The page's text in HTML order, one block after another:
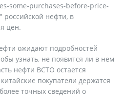
some-purchases-before-price-
российской нефти, в
цен.
ожидают подробностей
узнать, не появится ли в нем
нефти ВСТО остается
покупатели держатся
точных сведений о